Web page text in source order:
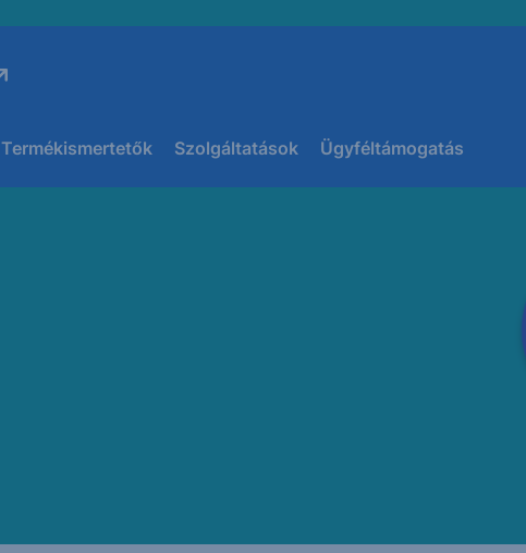
Termékismertetők Szolgáltatások Ügyféltámogatás